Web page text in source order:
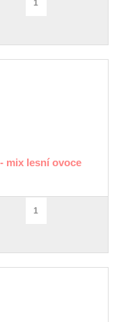
mix lesní ovoce